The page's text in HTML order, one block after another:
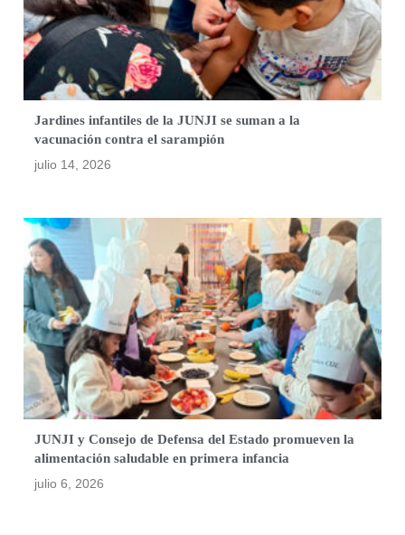
Jardines infantiles de la JUNJI se suman a la
vacunación contra el sarampión
julio 14, 2026
JUNJI y Consejo de Defensa del Estado promueven la
alimentación saludable en primera infancia
julio 6, 2026